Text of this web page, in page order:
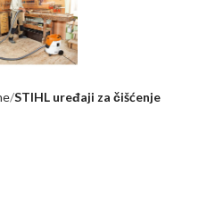
STIHL uređaji za čišćenje